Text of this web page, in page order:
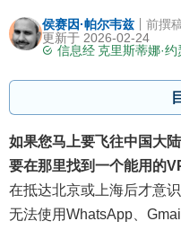
侯赛因·帕尔韦兹
更新于 2026-02-24
信息经 克里斯蒂娜·
前撰
如果您马上要飞往中国大
要在那里找到一个能用的
在抵达北京或上海后才意
无法使用WhatsApp、